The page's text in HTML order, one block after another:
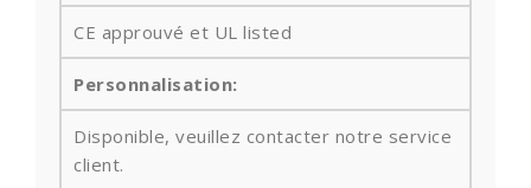
CE approuvé et UL listed
Personnalisation:
Disponible, veuillez contacter notre service
client.